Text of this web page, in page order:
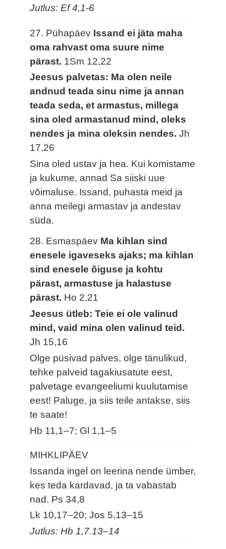
Jutlus: Ef 4,1-6
27. Pühapäev Issand ei jäta maha
oma rahvast oma suure nime
pärast. 1Sm 12,22
Jeesus palvetas: Ma olen neile
andnud teada sinu nime ja annan
teada seda, et armastus, millega
sina oled armastanud mind, oleks
nendes ja mina oleksin nendes.Jh
17,26
Sina oled ustav ja hea. Kui komistame
ja kukume, annad Sa siiski uue
võimaluse. Issand, puhasta meid ja
anna meilegi armastav ja andestav
süda.
28. Esmaspäev Ma kihlan sind
enesele igaveseks ajaks; ma kihlan
sind enesele õiguse ja kohtu
pärast, armastuse ja halastuse
pärast. Ho 2,21
Jeesus ütleb: Teie ei ole valinud
mind, vaid mina olen valinud teid.
Jh 15,16
Olge püsivad palves, olge tänulikud,
tehke palveid tagakiusatute eest,
palvetage evangeeliumi kuulutamise
eest! Paluge, ja siis teile antakse, siis
te saate!
Hb 11,1–7; Gl 1,1–5
MIHKLIPÄEV
Issanda ingel on leerina nende ümber,
kes teda kardavad, ja ta vabastab
nad. Ps 34,8
Lk 10,17–20; Jos 5,13–15
Jutlus: Hb 1,7.13–14